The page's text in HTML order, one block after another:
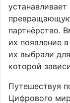
партнёрство.
их появление
их выбрали
которой
Путешествуя
Цифрового